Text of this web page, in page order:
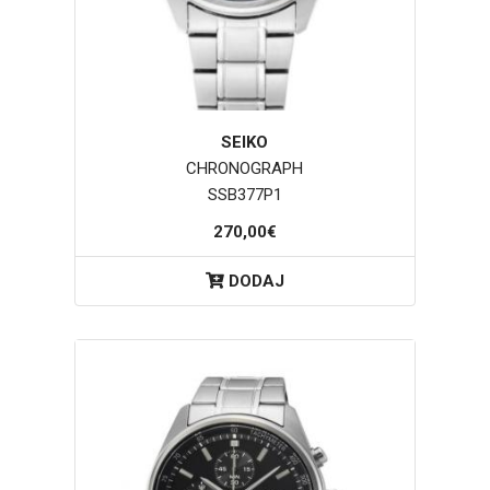
SEIKO
CHRONOGRAPH
SSB377P1
270,00€
DODAJ